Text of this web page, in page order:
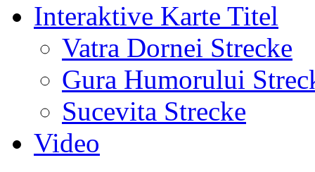
Interaktive Karte Titel
Vatra Dornei Strecke
Gura Humorului
Sucevita Strecke
Video